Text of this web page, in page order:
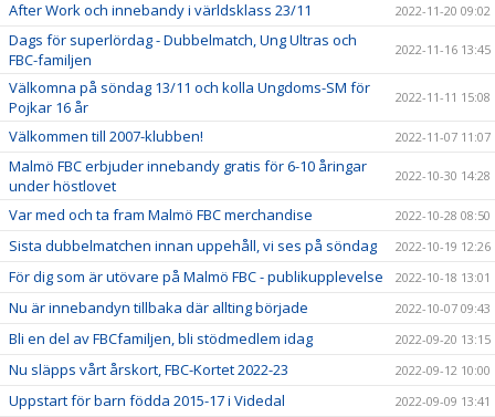
After Work och innebandy i världsklass 23/11 2022-11-20 09:02
Dags för superlördag - Dubbelmatch, Ung Ultras och
FBC-familjen
2022-11-16 13:45
Välkomna på söndag 13/11 och kolla Ungdoms-SM för
Pojkar 16 år
2022-11-11 15:08
Välkommen till 2007-klubben! 2022-11-07 11:07
Malmö FBC erbjuder innebandy gratis för 6-10 åringar
under höstlovet
2022-10-30 14:28
Var med och ta fram Malmö FBC merchandise 2022-10-28 08:50
Sista dubbelmatchen innan uppehåll, vi ses på söndag 2022-10-19 12:26
För dig som är utövare på Malmö FBC - publikupplevelse 2022-10-18 13:01
Nu är innebandyn tillbaka där allting började 2022-10-07 09:43
Bli en del av FBCfamiljen, bli stödmedlem idag 2022-09-20 13:15
Nu släpps vårt årskort, FBC-Kortet 2022-23 2022-09-12 10:00
Uppstart för barn födda 2015-17 i Videdal 2022-09-09 13:41